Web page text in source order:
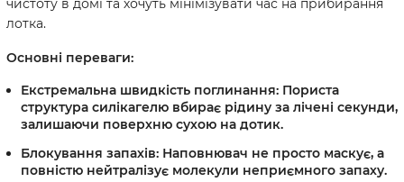
чистоту в домі та хочуть мінімізувати час на прибирання
лотка.
Основні переваги:
Екстремальна швидкість поглинання: Пориста
структура силікагелю вбирає рідину за лічені секунди,
залишаючи поверхню сухою на дотик.
Блокування запахів: Наповнювач не просто маскує, а
повністю нейтралізує молекули неприємного запаху.